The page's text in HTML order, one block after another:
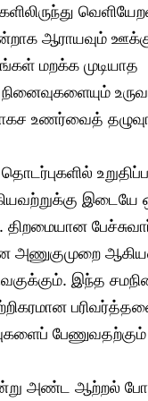
ஆராயவும்
மறக்க முடியாத
உணர்வைத்
இடையே
திறமையான
அணுகுமுறை
இந்த
அண்ட ஆற்றல்